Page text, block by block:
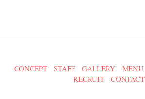
CONCEPT STAFF GALLERY MENU
RECRUIT
CONTACT